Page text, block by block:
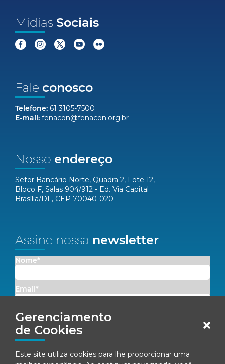
Gerenciamento
de Cookies
Este site utiliza cookies para lhe proporcionar uma
Mídias Sociais
Fale conosco
Telefone: 61 3105-7500
E-mail: fenacon@fenacon.org.br
Nosso endereço
Setor Bancário Norte, Quadra 2, Lote 12,
Bloco F, Salas 904/912 - Ed. Via Capital
Brasília/DF, CEP 70040-020
Assine nossa newsletter
Nome*
Email*
Concordo em receber comunicações da Fenacon.